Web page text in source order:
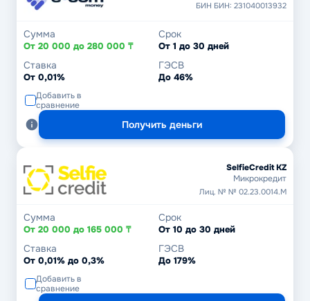
БИН БИН: 231040013932
Сумма
От 20 000 до 280 000 ₸
Срок
От 1 до 30 дней
Ставка
От 0,01%
ГЭСВ
До 46%
Добавить в
сравнение
Получить деньги
SelfieCredit KZ
Микрокредит
Лиц. № № 02.23.0014.М
Сумма
От 20 000 до 165 000 ₸
Срок
От 10 до 30 дней
Ставка
От 0,01% до 0,3%
ГЭСВ
До 179%
Добавить в
сравнение